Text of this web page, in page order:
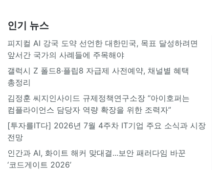
인기 뉴스
피지컬 AI 강국 도약 선언한 대한민국, 목표 달성하려면
앞서간 국가의 사례들에 주목해야
갤럭시 Z 폴드8·플립8 자급제 사전예약, 채널별 혜택
총정리
김정훈 씨지인사이드 규제정책연구소장 “아이호퍼는
컴플라이언스 담당자 역량 확장을 위한 조력자”
[투자를IT다] 2026년 7월 4주차 IT기업 주요 소식과 시장
전망
인간과 AI, 화이트 해커 맞대결...보안 패러다임 바꾼
‘코드게이트 2026’